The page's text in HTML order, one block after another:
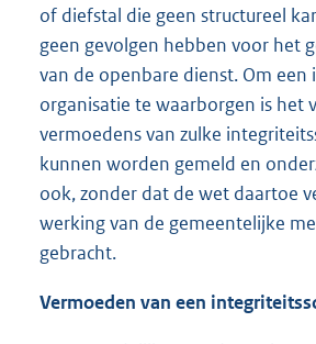
of diefstal die geen structureel
geen gevolgen hebben voor het
van de openbare dienst. Om
organisatie te waarborgen is het
vermoedens van zulke
kunnen worden gemeld en
ook, zonder dat de wet daartoe
werking van de gemeentelijke
gebracht.
Vermoeden van een